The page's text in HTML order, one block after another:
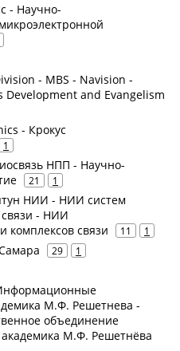
- Научно-
- MBS - Navision -
and Evangelism
- Крокус
1
НПП - Научно-
21 1
НИИ - НИИ систем
связи - НИИ
комплексов связи
11 1
29 1
М.Ф. Решетнева -
объединение
М.Ф. Решетнёва